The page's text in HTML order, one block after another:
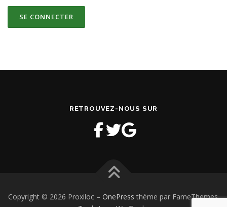
RETROUVEZ-NOUS SUR
Copyright © 2026 Proxiloc – OnePress thème par FameThemes.